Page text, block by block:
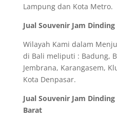
Lampung dan Kota Metro.
Jual Souvenir Jam
Wilayah Kami dalam
di Bali meliputi : Badung,
Jembrana, Karangasem,
Kota Denpasar.
Jual Souvenir Jam
Barat